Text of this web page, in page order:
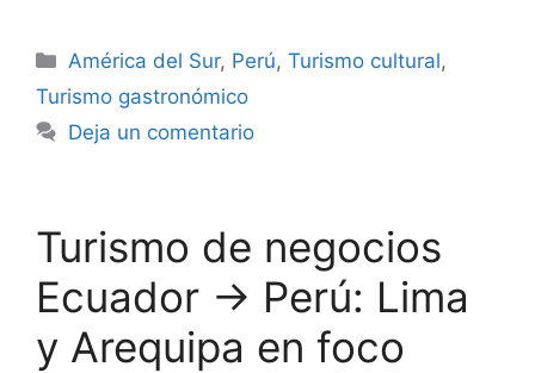
Categorías
América del Sur, Perú,Turismo cultural,
Turismo gastronómico
Deja un comentario
Turismo de negocios
Ecuador → Perú: Lima
y Arequipa en foco